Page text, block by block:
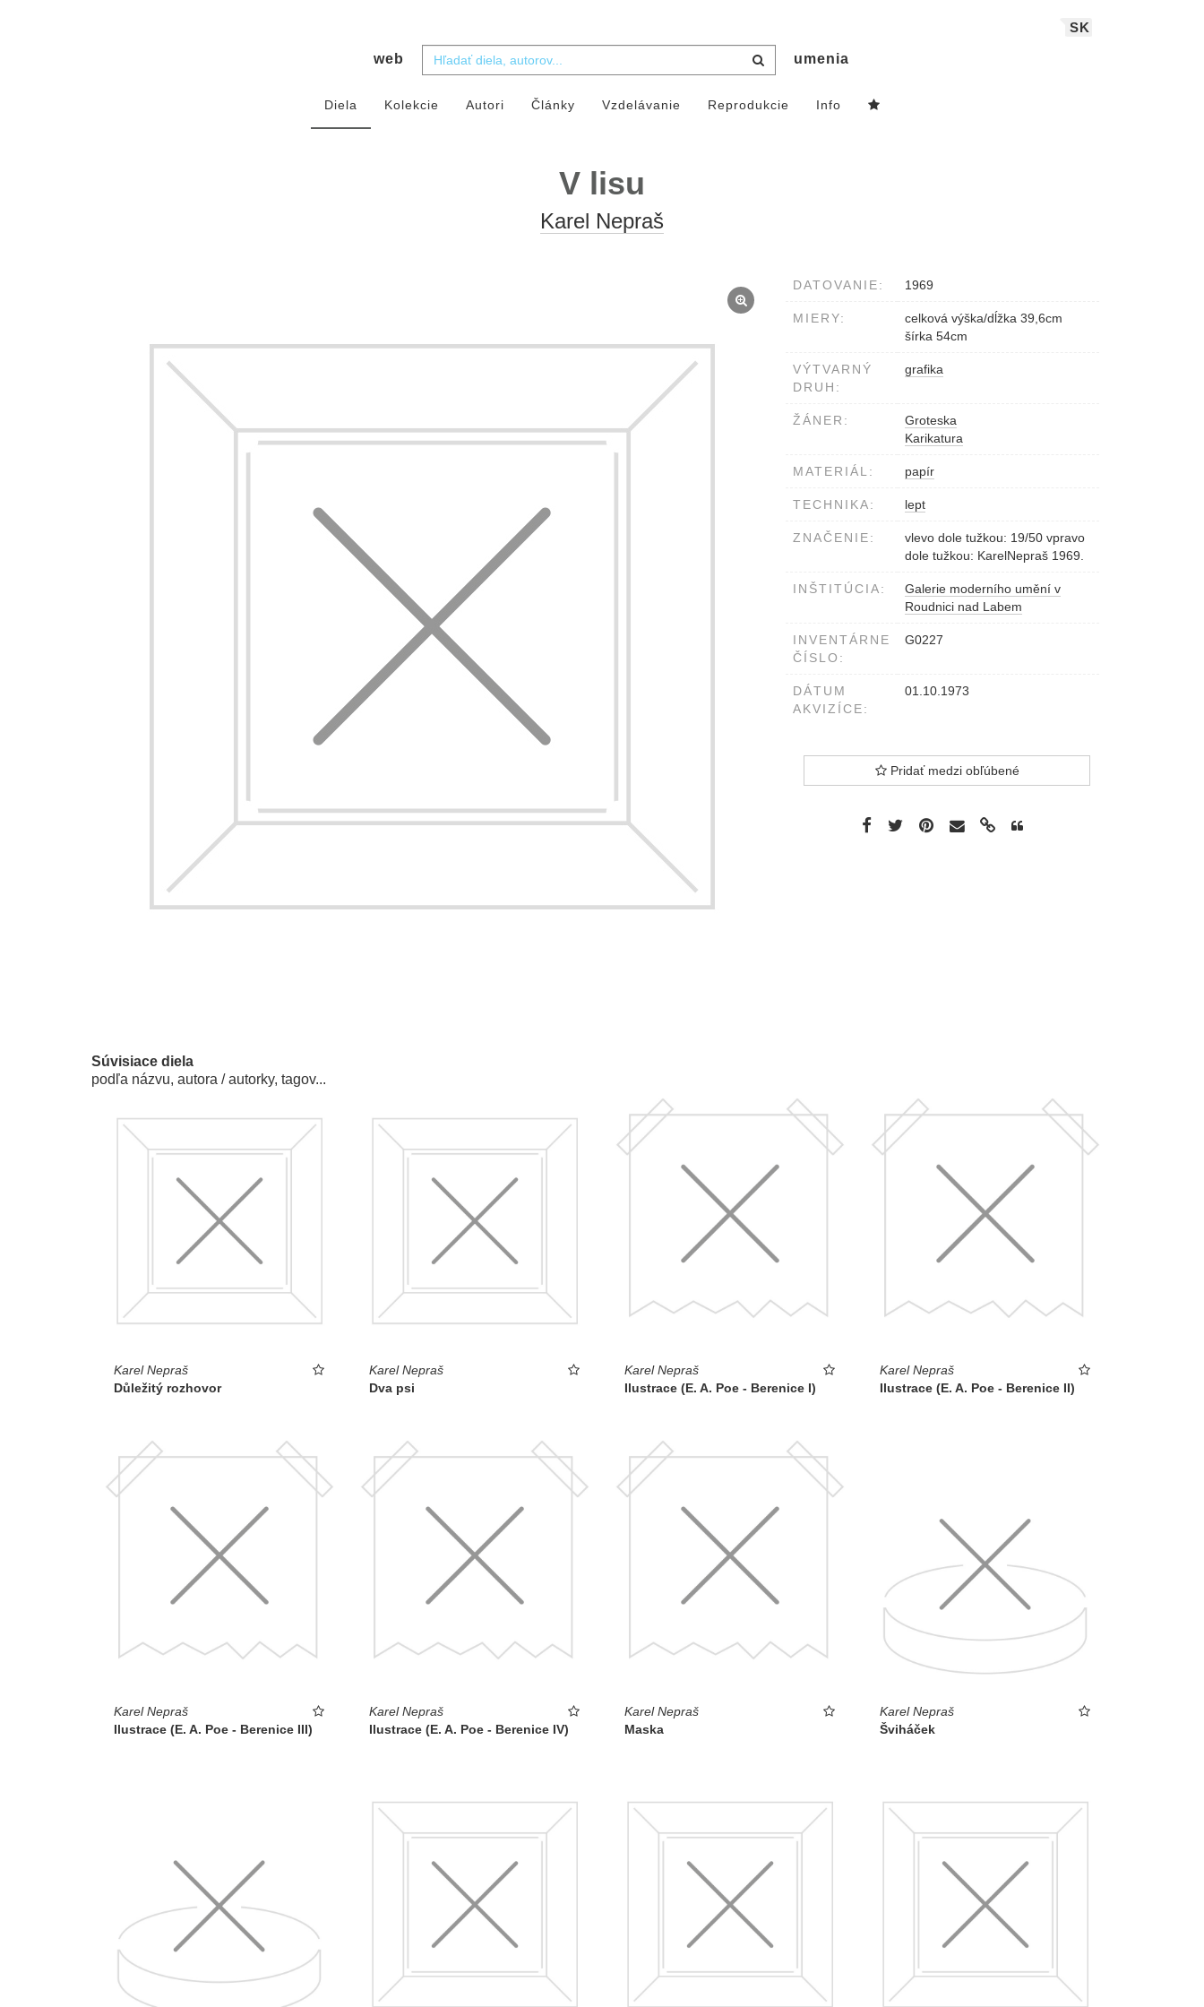
SK
web umenia
Diela Kolekcie Autori Články Vzdelávanie Reprodukcie Info
V lisu
Karel Nepraš
DATOVANIE: 1969
MIERY:
celková výška/dĺžka 39,6cm
šírka 54cm
VÝTVARNÝ
DRUH:
grafika
ŽÁNER:
Groteska
Karikatura
MATERIÁL: papír
TECHNIKA: lept
ZNAČENIE:
vlevo dole tužkou: 19/50 vpravo
dole tužkou: KarelNepraš 1969.
INŠTITÚCIA:
Galerie moderního umění v
Roudnici nad Labem
INVENTÁRNE
ČÍSLO:
G0227
DÁTUM
AKVIZÍCE:
01.10.1973
Pridať medzi obľúbené
Súvisiace diela
podľa názvu, autora / autorky, tagov...
Karel Nepraš
Důležitý rozhovor
Karel Nepraš
Dva psi
Karel Nepraš
Ilustrace (E. A. Poe - Berenice I)
Karel Nepraš
Ilustrace (E. A. Poe - Berenice II)
Karel Nepraš
Ilustrace (E. A. Poe - Berenice III)
Karel Nepraš
Ilustrace (E. A. Poe - Berenice IV)
Karel Nepraš
Maska
Karel Nepraš
Šviháček